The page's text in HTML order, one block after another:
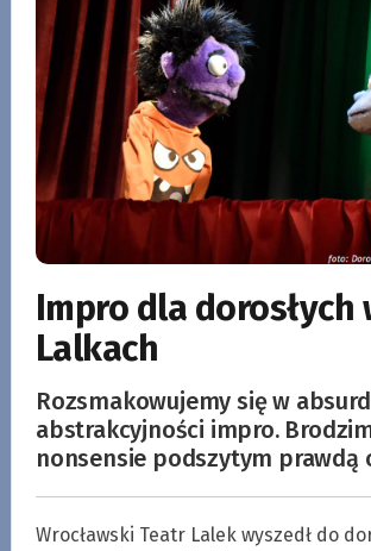
Impro dla dorosłych
Lalkach
Rozsmakowujemy się w
abstrakcyjności impro.
nonsensie podszytym prawdą
Wrocławski Teatr Lalek wyszedł do